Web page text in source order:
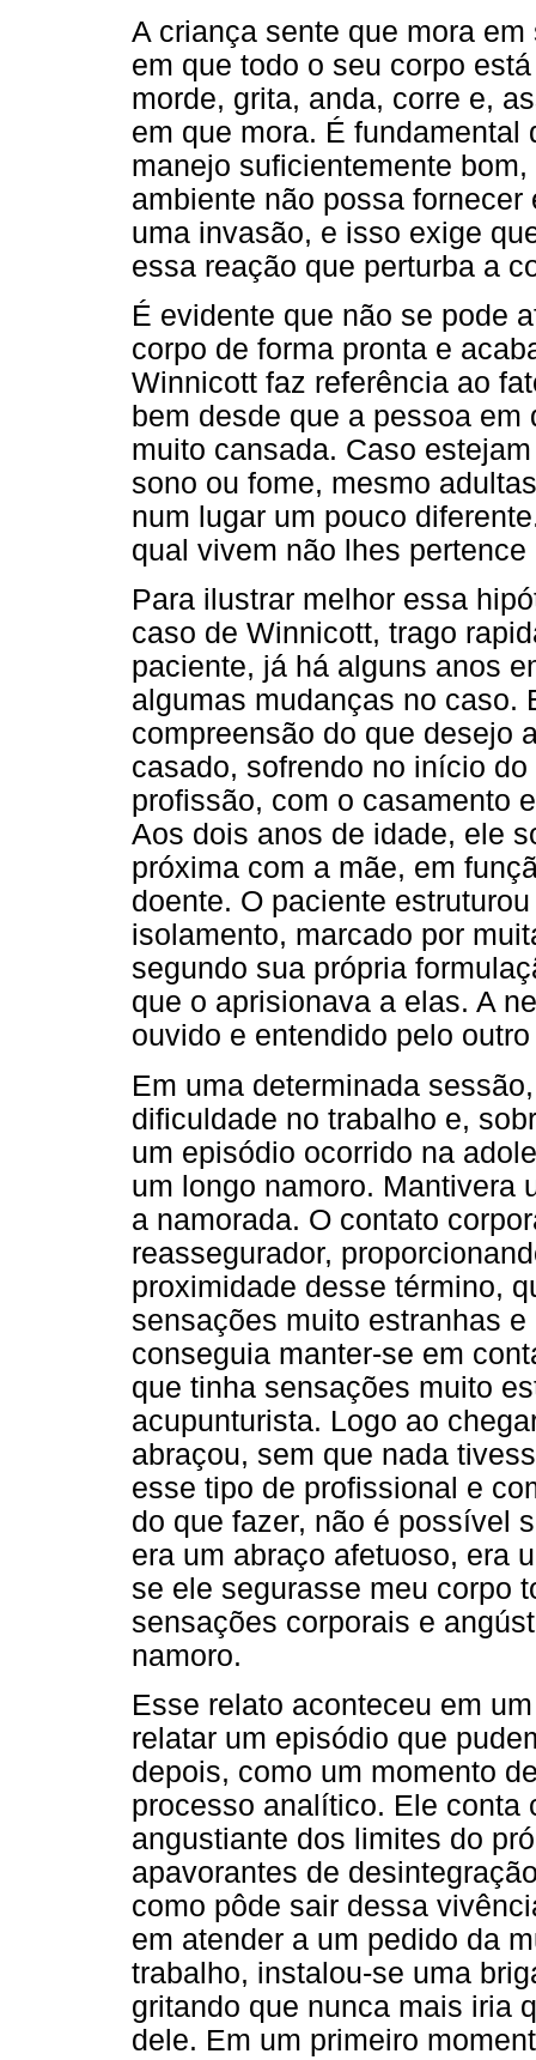
A criança sente que mora
em que todo o seu corpo
morde, grita, anda, corre e,
em que mora. É
manejo suficientemente
ambiente não possa
uma invasão, e isso exige
essa reação que perturba a
É evidente que não se pode
corpo de forma pronta e
Winnicott faz referência ao
bem desde que a pessoa
muito cansada. Caso
sono ou fome, mesmo
num lugar um pouco
qual vivem não lhes
Para ilustrar melhor essa
caso de Winnicott, trago
paciente, já há alguns anos
algumas mudanças no caso.
compreensão do que desejo
casado, sofrendo no início
profissão, com o casamento
Aos dois anos de idade, ele
próxima com a mãe, em
doente. O paciente
isolamento, marcado por
segundo sua própria
que o aprisionava a elas. A
ouvido e entendido pelo
Em uma determinada
dificuldade no trabalho e,
um episódio ocorrido na
um longo namoro. Mantivera
a namorada. O contato
reassegurador,
proximidade desse término,
sensações muito estranhas
conseguia manter-se em
que tinha sensações muito
acupunturista. Logo ao
abraçou, sem que nada
esse tipo de profissional e
do que fazer, não é possível
era um abraço afetuoso, era
se ele segurasse meu corpo
sensações corporais e
namoro.
Esse relato aconteceu em
relatar um episódio que
depois, como um momento
processo analítico. Ele conta
angustiante dos limites do
apavorantes de
como pôde sair dessa
em atender a um pedido da
trabalho, instalou-se uma
gritando que nunca mais iria
dele. Em um primeiro